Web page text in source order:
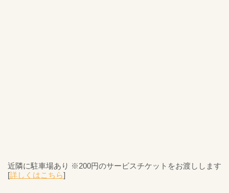
近隣に駐車場あり ※200円のサービスチケットをお渡しします
[詳しくはこちら]